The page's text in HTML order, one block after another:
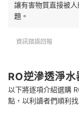
讓有害物質直接被
題。
資訊錯誤回報
RO逆滲透淨
以下將逐項介紹選購
點，以利讀者們順利